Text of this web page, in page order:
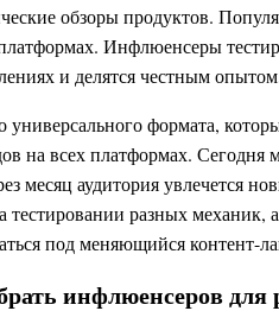
обзоры продуктов.
Инфлюенсеры
и делятся честным
универсального формата,
на всех платформах. Сегодня
месяц аудитория увлечется
тестировании разных механик,
под меняющийся контент-
инфлюенсеров